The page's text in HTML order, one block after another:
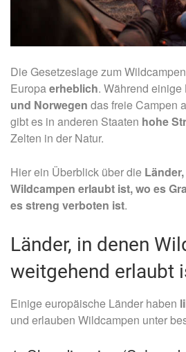
Die Gesetzeslage zum
Europaerheblich. Während einige
und Norwegen das freie Campen
gibt es in anderen Staaten hohe
Zelten in der Natur.
Hier ein Überblick über die
Wildcampen erlaubt ist, wo es
es streng verboten ist.
Länder, in denen
weitgehend erlaubt
Einige europäische Länder haben
und erlauben Wildcampen unter